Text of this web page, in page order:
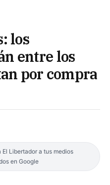
los
entre los
por compra
El Libertador a tus medios
en Google